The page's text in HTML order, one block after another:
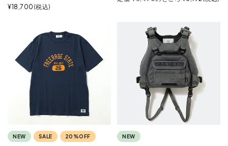
¥18,700 税込
NEW SALE 20%OFF NEW